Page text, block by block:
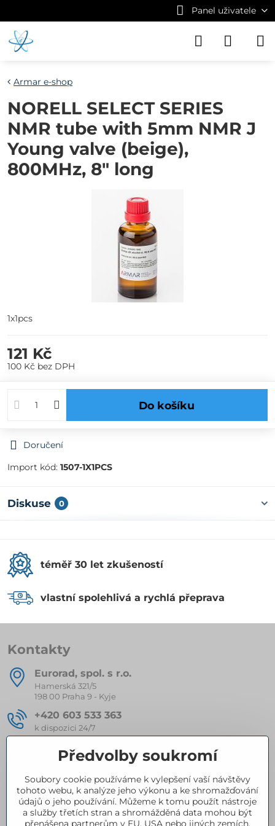
Panel uživatele
Armar e-shop
NORELL SELECT SERIES
NMR tube with 5mm NMR J
Young valve (beige),
800MHz, 8" long
1x1pcs
121 Kč
100 Kč bez DPH
Do košíku
Doručení
Import kód: 1507-1X1PCS
Diskuse 0
téměř 30 let zkušeností
vlastní spolehlivá a rychlá přeprava
Kontakty
Eurorad, spol​. s r​.o​.
Hamerská 321/5
198 00 Praha 9 - Kyje
+420 603 533 363
k dispozici 24/7
eurorad​@seznam​.cz
Kompletní nabídka produktů
Předvolby soukromí
Soubory cookie používáme k vylepšení vaší návštěvy
tohoto webu, k analýze jeho výkonu a ke shromažďování
údajů o jeho používání. Můžeme k tomu použít nástroje
a služby třetích stran a shromážděná data mohou být
přenášena partnerům v EU, USA nebo jiných zemích.